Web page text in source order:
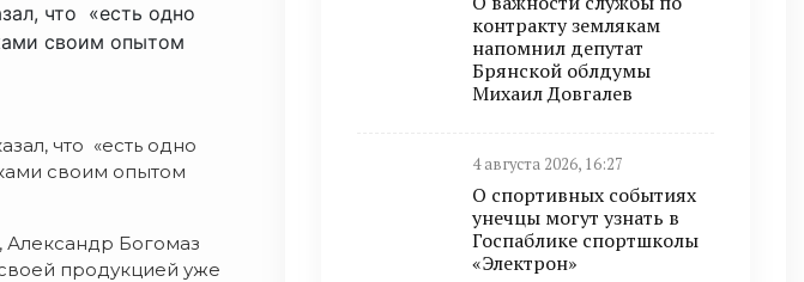
что «есть одно
своим опытом
что «есть одно
своим опытом
Александр Богомаз
продукцией уже
контракту землякам
напомнил депутат
Брянской облдумы
Михаил Довгалев
4 августа 2026, 16:27
О спортивных событиях
унечцы могут узнать в
Госпаблике спортшколы
«Электрон»